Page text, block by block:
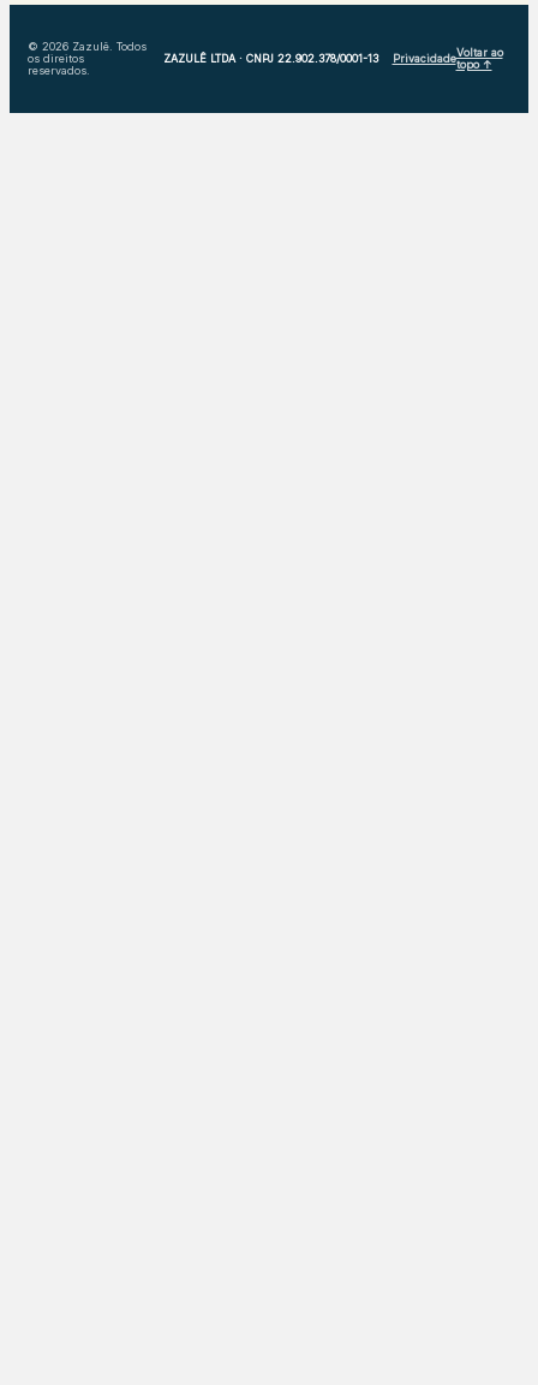
© 2026 Zazulê. Todos
os direitos
reservados.
ZAZULÊ LTDA · CNPJ 22.902.378/0001-13 PrivacidadeVoltar ao
topo ↑